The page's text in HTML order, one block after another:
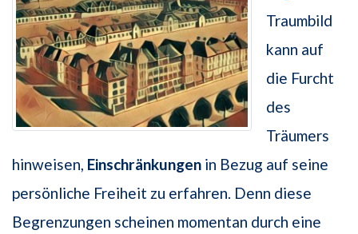
Traumbild
kann auf
die Furcht
des
Träumers
hinweisen, Einschränkungen in Bezug auf seine
persönliche Freiheit zu erfahren. Denn diese
Begrenzungen scheinen momentan durch eine